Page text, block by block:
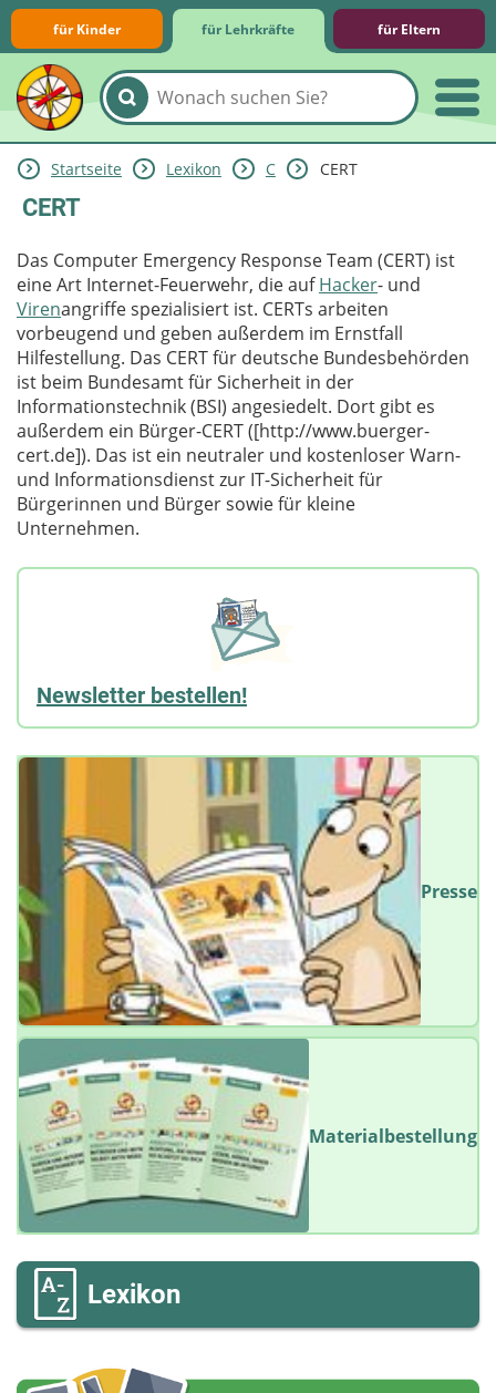
für Kinder für Lehrkräfte für Eltern
Lernmodule
Unterrichts­materialien
Internet-ABC-Schule
Praxishilfen
Aktuelles
Startseite Lexikon C CERT
CERT
Das Computer Emergency Response Team (CERT) ist
eine Art Internet-Feuerwehr, die aufHacker- und
Virenangriffe spezialisiert ist. CERTs arbeiten
vorbeugend und geben außerdem im Ernstfall
Hilfestellung. Das CERT für deutsche Bundesbehörden
ist beim Bundesamt für Sicherheit in der
Informationstechnik (BSI) angesiedelt. Dort gibt es
außerdem ein Bürger-CERT ([http://www.buerger-
cert.de]). Das ist ein neutraler und kostenloser Warn-
und Informationsdienst zur IT-Sicherheit für
Bürgerinnen und Bürger sowie für kleine
Unternehmen.
Newsletter bestellen!
Presse
Materialbestellung
Lexikon